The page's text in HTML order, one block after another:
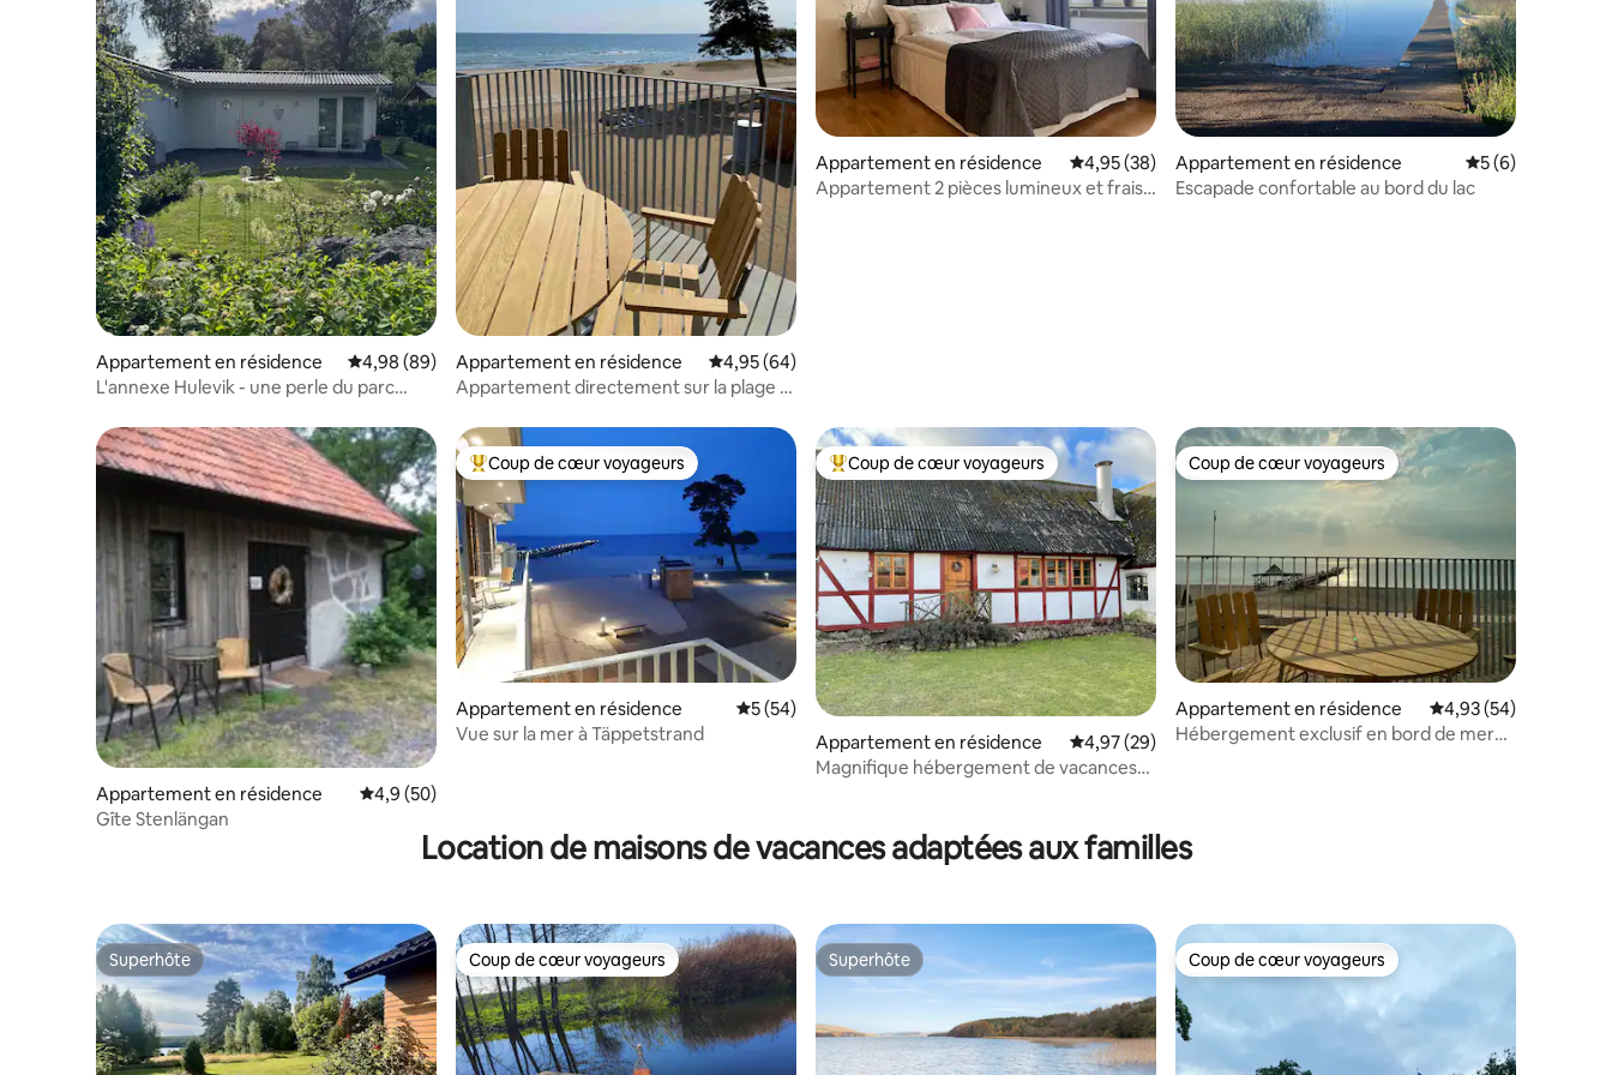
Appartement en résidence Évaluation moyenne sur la base de 89 commentaires : 4,98 sur 5
4,98 (89)
L'annexe Hulevik - une perle du parc
Appartement en résidence Évaluation moyenne sur la base de 64 commentaires : 4,95 sur 5
4,95 (64)
Appartement directement sur la plage à
Appartement en résidence Évaluation moyenne sur la base de 38 commentaires : 4,95 sur 5
4,95 (38)
Appartement 2 pièces lumineux et frais
Appartement en résidence Évaluation
5 (6)
Escapade confortable au bord du lac
Appartement en résidence Évaluation moyenne sur la base de 50 commentaires : 4,9 sur 5
4,9 (50)
Gîte Stenlängan
Coups de cœur voyageurs les plus appréciés
Coup de cœur voyageurs
Appartement en résidence Évaluation moyenne sur la base de 54 commentaires : 5 sur 5
5 (54)
Vue sur la mer à Täppetstrand
Coups de cœur voyageurs les plus appréciés
Coup de cœur voyageurs
Appartement en résidence Évaluation moyenne sur la base de 29 commentaires : 4,97 sur 5
4,97 (29)
Magnifique hébergement de vacances
Coup de cœur voyageurs
Coup de cœur voyageurs
Appartement en résidence Évaluation moyenne
4,93 (54)
Hébergement exclusif en bord de mer
Location de maisons de vacances adaptées aux familles
Superhôte
Superhôte Coup de cœur voyageurs
Coup de cœur voyageurs Superhôte
Superhôte Coup de cœur voyageurs
Coup de cœur voyageurs